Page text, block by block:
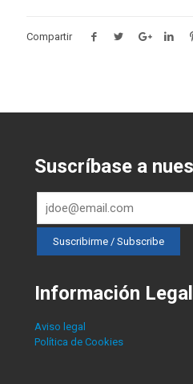
Compartir
Suscríbase a
Información Legal
Aviso legal
Política de Cookies